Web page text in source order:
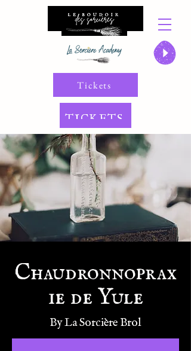
Tickets
TICKETS
Chaudronnoprax
ie de Yule
By La Sorcière Brol